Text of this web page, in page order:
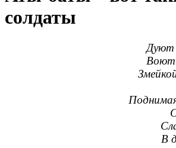
солдаты
Дуют
Воют
В